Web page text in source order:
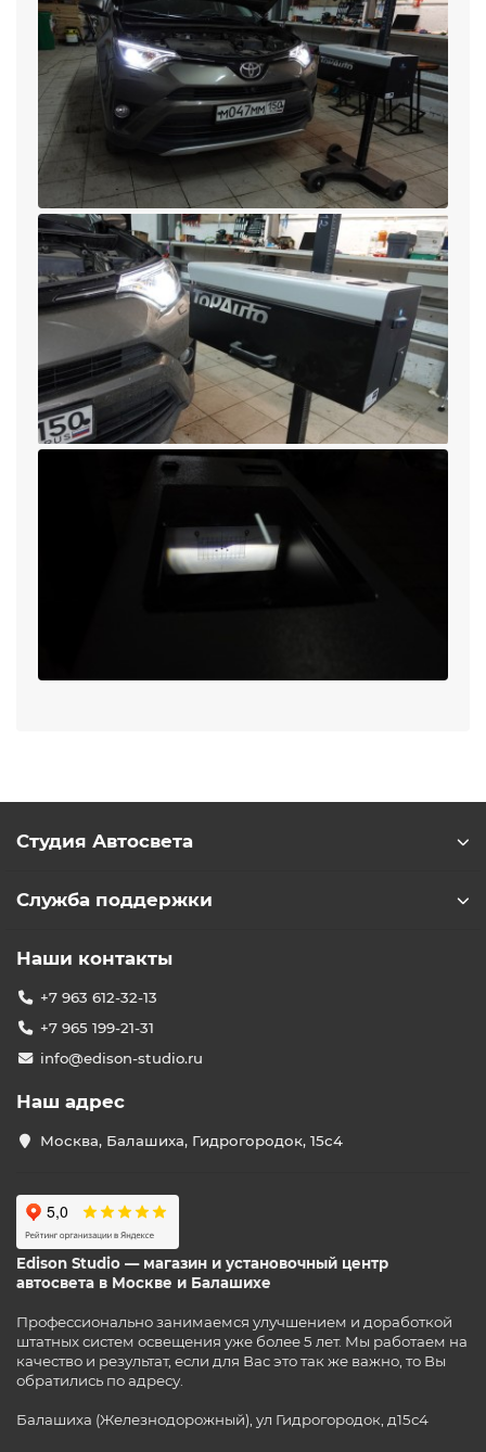
Студия Автосвета
Служба поддержки
Наши контакты
+7 963 612-32-13
+7 965 199-21-31
info@edison-studio.ru
Наш адрес
Москва, Балашиха, Гидрогородок, 15с4
Edison Studio — магазин и установочный центр
автосвета в Москве и Балашихе
Профессионально занимаемся улучшением и доработкой
штатных систем освещения уже более 5 лет. Мы работаем на
качество и результат, если для Вас это так же важно, то Вы
обратились по адресу.
Балашиха (Железнодорожный), ул Гидрогородок, д15с4